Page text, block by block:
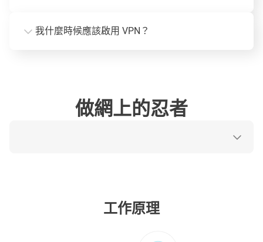
我什麼時候應該啟用 VPN？
做網上的忍者
工作原理